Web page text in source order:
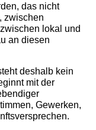
das nicht
zwischen
lokal und
an diesen
deshalb kein
mit der
Gewerken,